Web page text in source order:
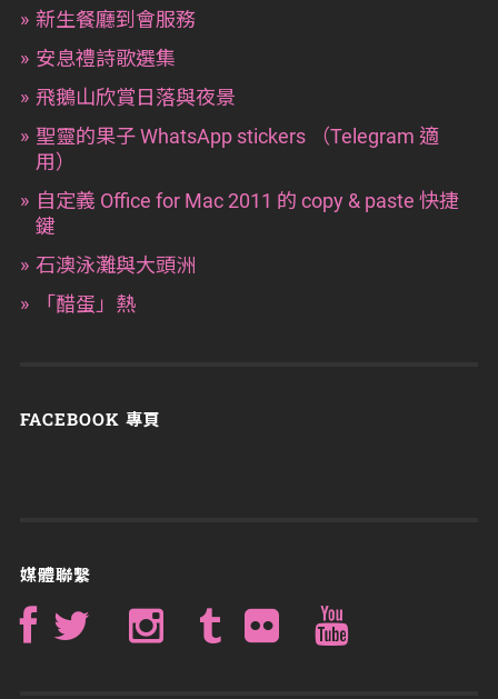
新生餐廳到會服務
安息禮詩歌選集
飛鵝山欣賞日落與夜景
聖靈的果子 WhatsApp stickers （Telegram 適
用）
自定義 Office for Mac 2011 的 copy & paste 快捷
鍵
石澳泳灘與大頭洲
「醋蛋」熱
FACEBOOK 專頁
媒體聯繫